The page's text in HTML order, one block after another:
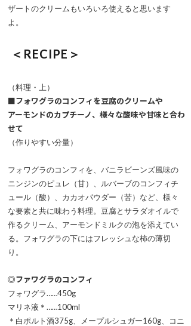
ザートのクリームもいろいろ使えると思います
よ。
＜RECIPE＞
（料理・上）
■フォワグラのコンフィを豆腐のクリームや
アーモンドのカプチーノ、様々な酸味や甘味と合わ
せて
（作りやすい分量）
フォワグラのコンフィを、バニラビーンズ風味の
ニンジンのピュレ（甘）、ルバーブのコンフィチ
ュール（酸）、カカオパウダー（苦）など、様々
な要素と共に味わう料理。豆腐とサラダオイルで
作るクリーム、アーモンドミルクの泡を添えてい
る。フォワグラの下にはフレッシュな柿の薄切
り。
◎ファワグラのコンフィ
フォワグラ……450g
マリネ液＊……100ml
＊白ポルト酒375g、メープルシュガー160g、コニ